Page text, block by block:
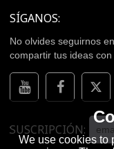
SÍGANOS:
No olvides seguirnos
compartir tus ideas
SUSCRIPCIÓN
We use cookies to